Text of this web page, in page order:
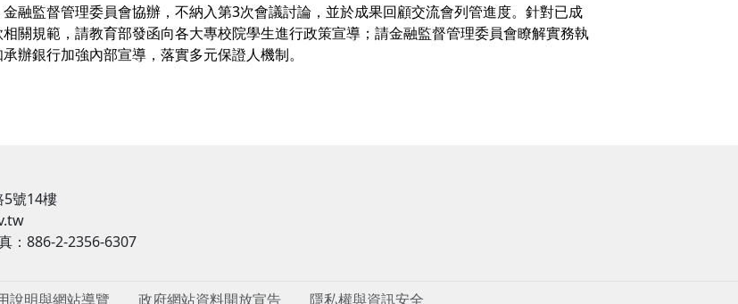
融監督管理委員會協辦，不納入第3次會議討論，並於成果回顧交流會列管進度。針對已成
關規範，請教育部發函向各大專校院學生進行政策宣導；請金融監督管理委員會瞭解實務執
辦銀行加強內部宣導，落實多元保證人機制。
5號14樓
：886-2-2356-6307
說明與網站導覽 政府網站資料開放宣告 隱私權與資訊安全